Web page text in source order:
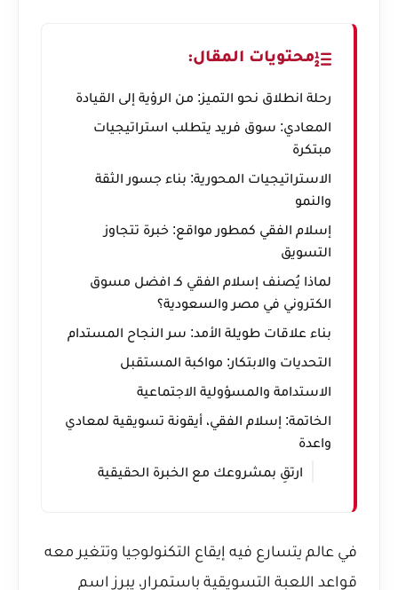
محتويات المقال:
رحلة انطلاق نحو التميز: من الرؤية إلى القيادة
المعادي: سوق فريد يتطلب استراتيجيات
مبتكرة
الاستراتيجيات المحورية: بناء جسور الثقة
والنمو
إسلام الفقي كمطور مواقع: خبرة تتجاوز
التسويق
لماذا يُصنف إسلام الفقي كـ افضل مسوق
الكتروني في مصر والسعودية؟
بناء علاقات طويلة الأمد: سر النجاح المستدام
التحديات والابتكار: مواكبة المستقبل
الاستدامة والمسؤولية الاجتماعية
الخاتمة: إسلام الفقي، أيقونة تسويقية لمعادي
واعدة
ارتقِ بمشروعك مع الخبرة الحقيقية
في عالم يتسارع فيه إيقاع التكنولوجيا وتتغير معه
قواعد اللعبة التسويقية باستمرار، يبرز اسم